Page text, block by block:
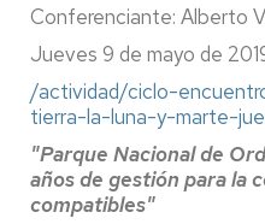
Conferenciante: Alberto
Jueves 9 de mayo de
/actividad/ciclo-
tierra-la-luna-y-marte-
"Parque Nacional de
años de gestión para la
compatibles"